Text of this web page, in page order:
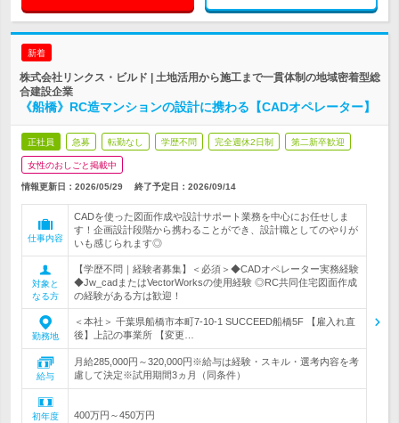
新着
株式会社リンクス・ビルド | 土地活用から施工まで一貫体制の地域密着型総
合建設企業
《船橋》RC造マンションの設計に携わる【CADオペレーター】
正社員 急募 転勤なし 学歴不問 完全週休2日制 第二新卒歓迎
女性のおしごと掲載中
情報更新日：2026/05/29 終了予定日： 2026/09/14
仕事内容
CADを使った図面作成や設計サポート業務を中心にお任せしま
す！企画設計段階から携わることができ、設計職としてのやりが
いも感じられます◎
対象と
なる方
【学歴不問｜経験者募集】＜必須＞◆CADオペレーター実務経験
◆Jw_cadまたはVectorWorksの使用経験 ◎RC共同住宅図面作成
の経験がある方は歓迎！
勤務地
＜本社＞ 千葉県船橋市本町7-10-1 SUCCEED船橋5F 【雇入れ直
後】上記の事業所 【変更…
給与
月給285,000円～320,000円※給与は経験・スキル・選考内容を考
慮して決定※試用期間3ヵ月（同条件）
初年度
400万円～450万円